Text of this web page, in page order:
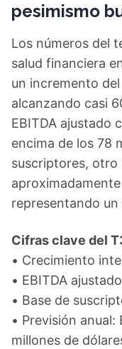
pesimismo
Los números del
salud financiera
un incremento
alcanzando casi
EBITDA ajustado
encima de los 78
suscriptores, otro
representando un
Cifras clave del
• Crecimiento
• EBITDA
• Base de
• Previsión
millones de